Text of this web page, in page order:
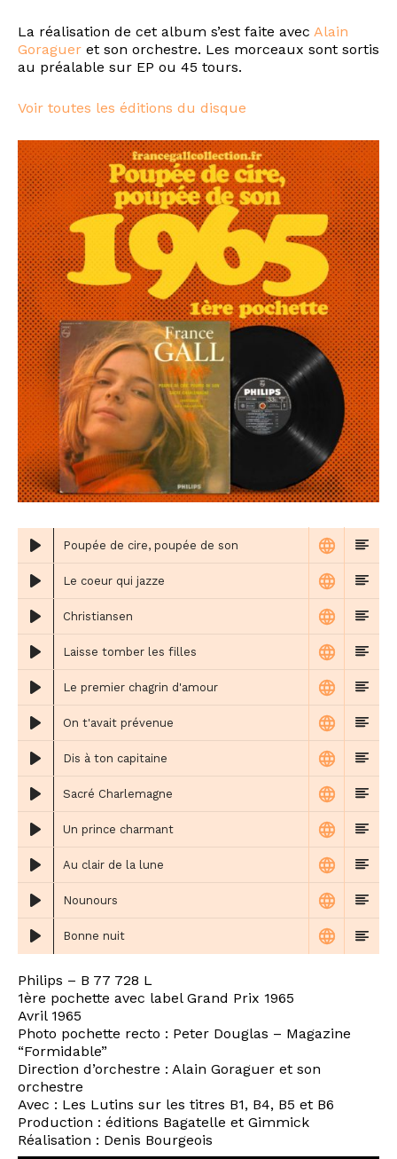
La réalisation de cet album s’est faite avec Alain
Goraguer et son orchestre. Les morceaux sont sortis
au préalable sur EP ou 45 tours.
Voir toutes les éditions du disque
Poupée de cire, poupée de son
Le coeur qui jazze
Christiansen
Laisse tomber les filles
Le premier chagrin d'amour
On t'avait prévenue
Dis à ton capitaine
Sacré Charlemagne
Un prince charmant
Au clair de la lune
Nounours
Bonne nuit
Philips ‎– B 77 728 L
1ère pochette avec label Grand Prix 1965
Avril 1965
Photo pochette recto : Peter Douglas – Magazine
“Formidable”
Direction d’orchestre : Alain Goraguer et son
orchestre
Avec : Les Lutins sur les titres B1, B4, B5 et B6
Production : éditions Bagatelle et Gimmick
Réalisation : Denis Bourgeois